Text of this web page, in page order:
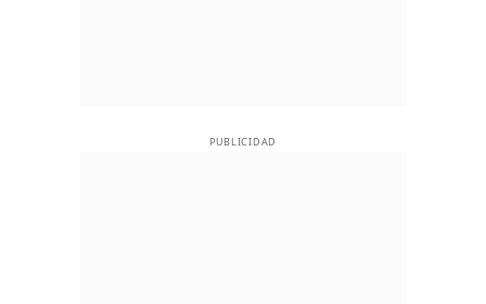
PUBLICIDAD